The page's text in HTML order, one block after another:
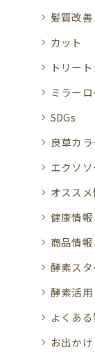
髪質改善
カット
トリー
ミラーロ
SDGs
良草カラ
エクソ
オスス
健康情報
商品情報
酵素ス
酵素活
よくあ
お出かけ